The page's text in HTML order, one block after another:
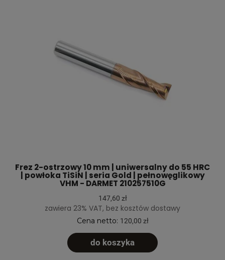
Frez 2-ostrzowy 10 mm | uniwersalny do 55 HRC
| powłoka TiSiN | seria Gold | pełnowęglikowy
VHM - DARMET 210257510G
147,60 zł
zawiera 23% VAT, bez kosztów dostawy
Cena netto: 120,00 zł
do koszyka